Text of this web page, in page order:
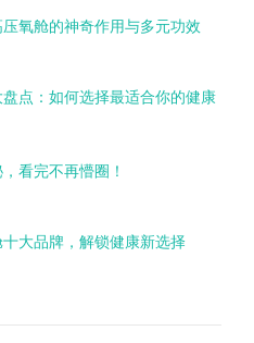
氧舱的神奇作用与多元功效
点：如何选择最适合你的健康
看完不再懵圈！
大品牌，解锁健康新选择